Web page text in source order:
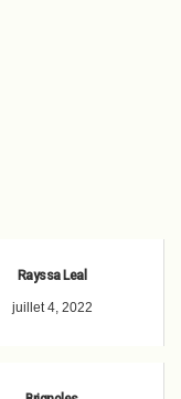
Rayssa Leal
juillet 4, 2022